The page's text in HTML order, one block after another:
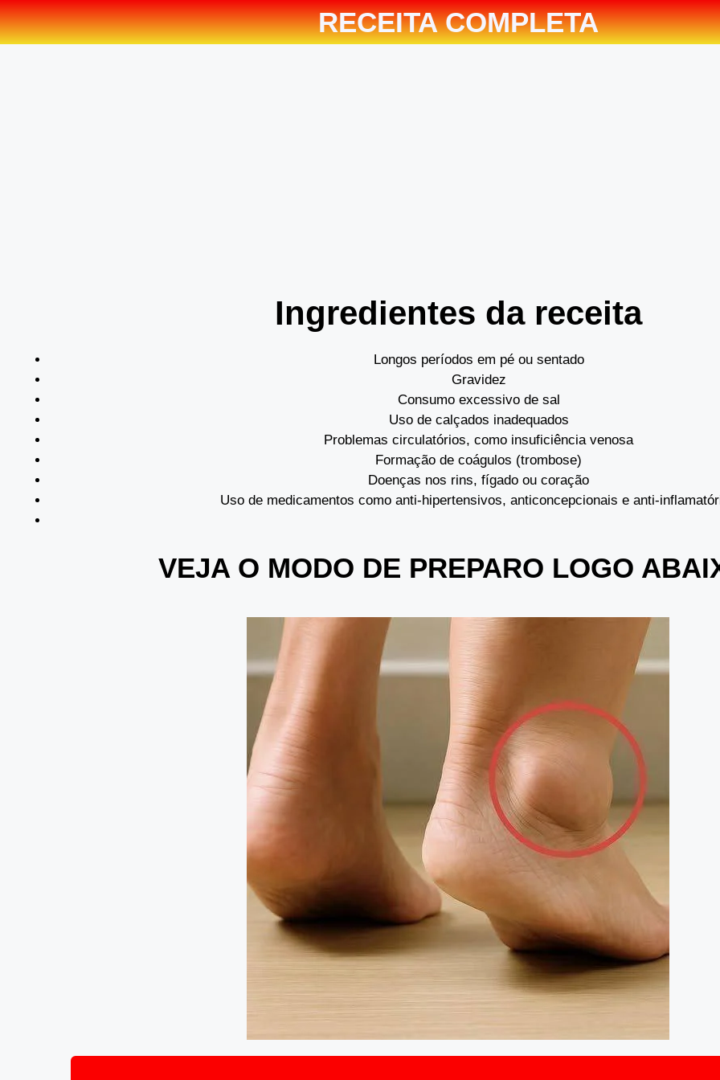
RECEITA COMPLETA
Ingredientes da receita
Longos períodos em pé ou sentado
Gravidez
Consumo excessivo de sal
Uso de calçados inadequados
Problemas circulatórios, como insuficiência venosa
Formação de coágulos (trombose)
Doenças nos rins, fígado ou coração
Uso de medicamentos como anti-hipertensivos, anticoncepcionais e anti-
VEJA O MODO DE PREPARO LOGO